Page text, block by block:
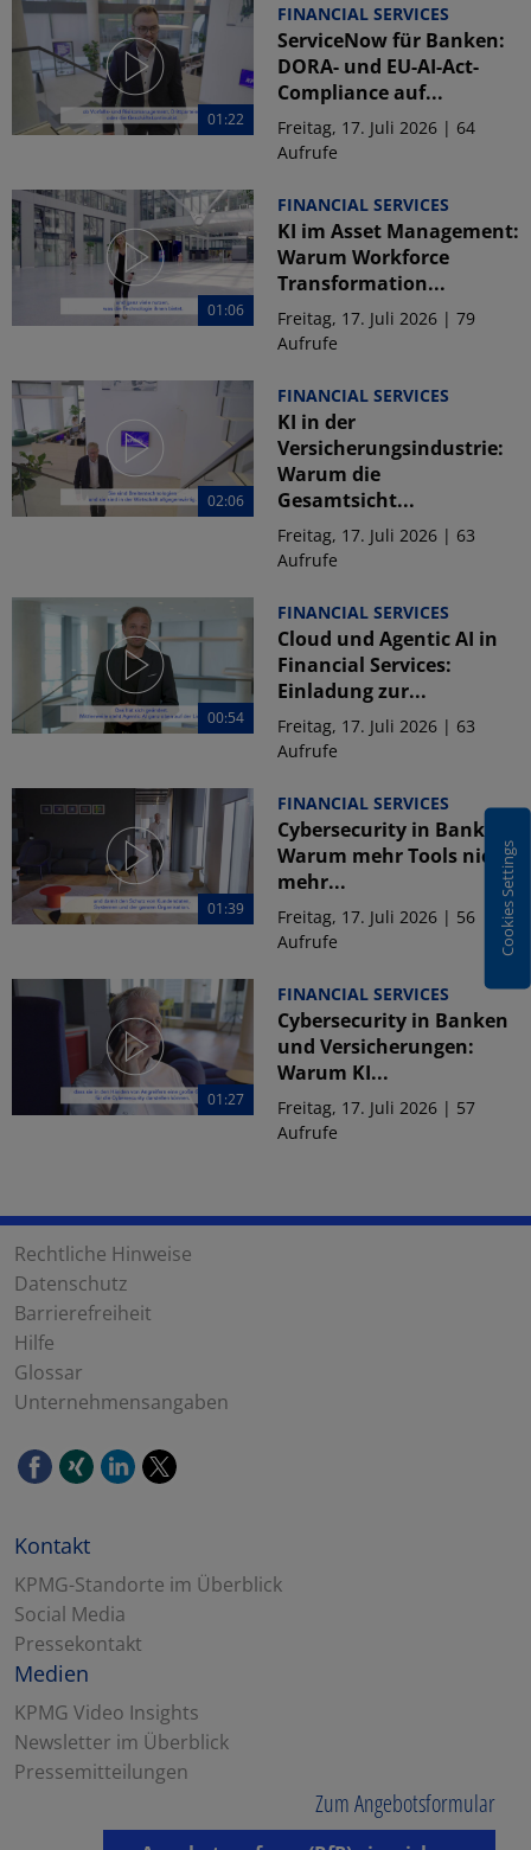
01:22
FINANCIAL SERVICES
ServiceNow für Banken:
DORA- und EU-AI-Act-
Compliance auf...
Freitag, 17. Juli 2026 | 64
Aufrufe
01:06
FINANCIAL SERVICES
KI im Asset Management:
Warum Workforce
Transformation...
Freitag, 17. Juli 2026 | 79
Aufrufe
02:06
FINANCIAL SERVICES
KI in der
Versicherungsindustrie:
Warum die
Gesamtsicht...
Freitag, 17. Juli 2026 | 63
Aufrufe
00:54
FINANCIAL SERVICES
Cloud und Agentic AI in
Financial Services:
Einladung zur...
Freitag, 17. Juli 2026 | 63
Aufrufe
01:39
FINANCIAL SERVICES
Cybersecurity in Banken:
Warum mehr Tools nicht
mehr...
Freitag, 17. Juli 2026 | 56
Aufrufe
01:27
FINANCIAL SERVICES
Cybersecurity in Banken
und Versicherungen:
Warum KI...
Freitag, 17. Juli 2026 | 57
Aufrufe
Cookies Settings
Rechtliche Hinweise
Datenschutz
Barrierefreiheit
Hilfe
Glossar
Unternehmensangaben
Kontakt
KPMG-Standorte im Überblick
Social Media
Pressekontakt
Medien
KPMG Video Insights
Newsletter im Überblick
Pressemitteilungen
Zum Angebotsformular